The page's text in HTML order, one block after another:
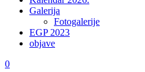
Galerija
Fotogalerije
EGP 2023
objave
0